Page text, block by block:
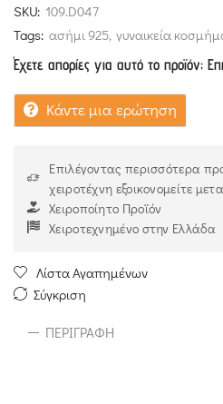
SKU: 109.D047
Tags: ασήμι 925, γυναικεία
Έχετε απορίες για αυτό το προϊόν;
Κάντε μια ερώτηση
Επιλέγοντας περισσότερα
χειροτέχνη εξοικονομείτε
Χειροποίητο Προϊόν
Χειροτεχνημένο στην Ελλάδα
Λίστα Αγαπημένων
Σύγκριση
ΠΕΡΙΓΡΑΦΉ